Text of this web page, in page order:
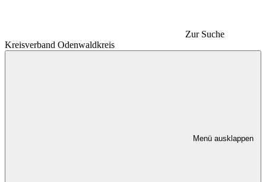
Zur Suche
Kreisverband Odenwaldkreis
Menü ausklappen